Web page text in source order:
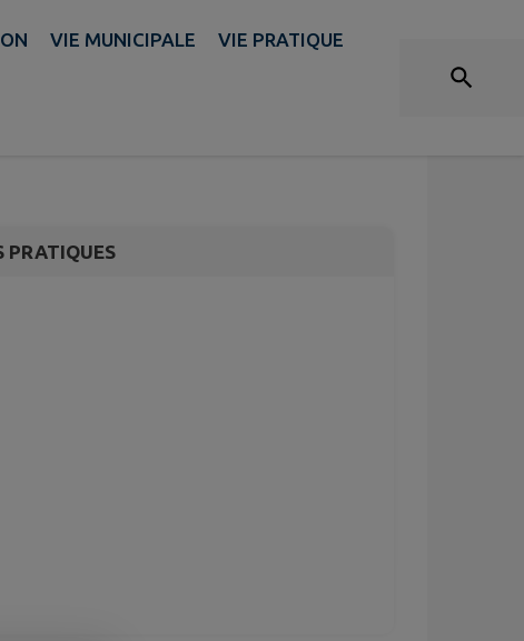
VIE MUNICIPALE VIE PRATIQUE
PRATIQUES